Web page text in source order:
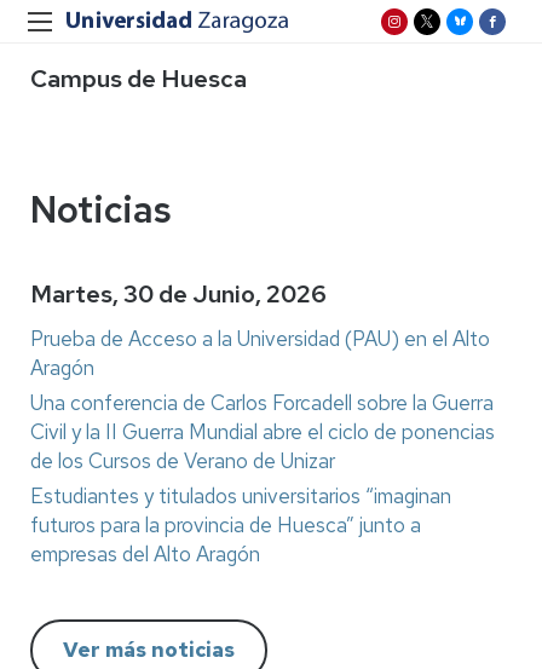
Campus de Huesca
Noticias
Martes, 30 de Junio, 2026
Prueba de Acceso a la Universidad (PAU) en el Alto
Aragón
Una conferencia de Carlos Forcadell sobre la Guerra
Civil y la II Guerra Mundial abre el ciclo de ponencias
de los Cursos de Verano de Unizar
Estudiantes y titulados universitarios “imaginan
futuros para la provincia de Huesca” junto a
empresas del Alto Aragón
Ver más noticias